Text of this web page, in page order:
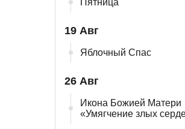
Пятница
19 Авг
Яблочный Спас
26 Авг
Икона Божией Матери
«Умягчение злых